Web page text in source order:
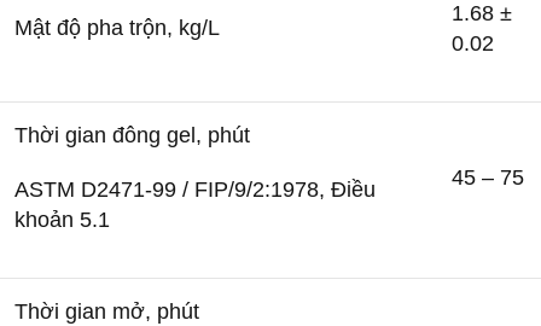
Mật độ pha trộn, kg/L
1.68 ±
0.02
Thời gian đông gel, phút
ASTM D2471-99 / FIP/9/2:1978, Điều
khoản 5.1
45 – 75
Thời gian mở, phút